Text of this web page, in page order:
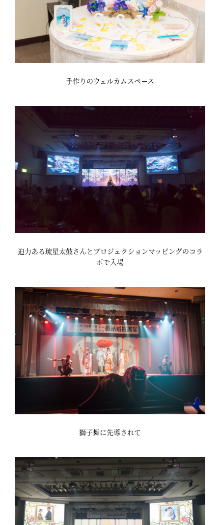
手作りのウェルカムスペース
迫力ある琉星太鼓さんとプロジェクションマッピングのコラ
ボで入場
獅子舞に先導されて